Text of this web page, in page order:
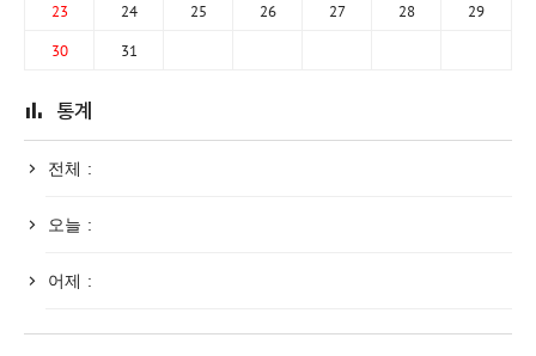
23 24 25 26 27 28 29
30 31
통계
전체 :
오늘 :
어제 :